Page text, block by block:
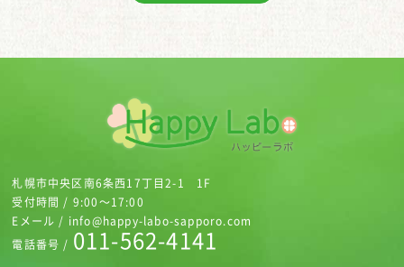
札幌市中央区南6条西17丁目2-1 1F
受付時間 / 9:00～17:00
Eメール / info@happy-labo-sapporo.com
電話番号 / 011-562-4141